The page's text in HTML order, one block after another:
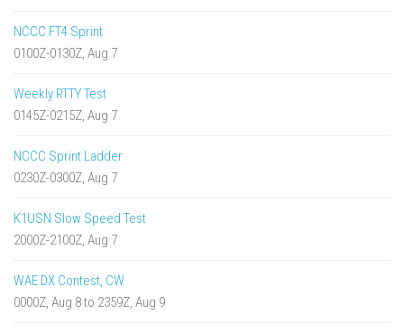
NCCC FT4 Sprint
0100Z-0130Z, Aug 7
Weekly RTTY Test
0145Z-0215Z, Aug 7
NCCC Sprint Ladder
0230Z-0300Z, Aug 7
K1USN Slow Speed Test
2000Z-2100Z, Aug 7
WAE DX Contest, CW
0000Z, Aug 8 to 2359Z, Aug 9